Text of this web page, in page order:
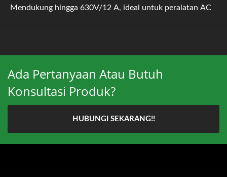
Mendukung hingga 630V/12 A, ideal untuk peralatan AC
Ada Pertanyaan Atau Butuh
Konsultasi Produk?
HUBUNGI SEKARANG!!